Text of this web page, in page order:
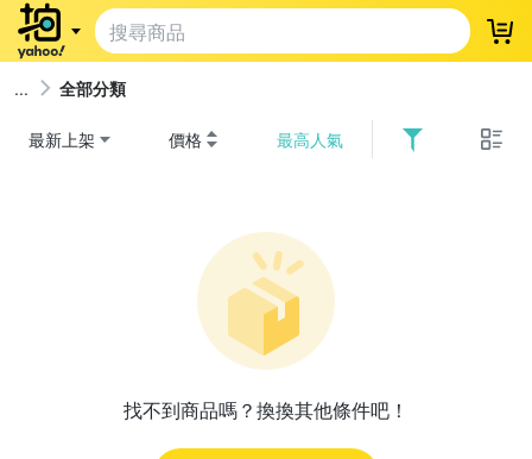
登
全部分類
最新上架 價格 最高人氣
找不到商品嗎？換換其他條件吧！